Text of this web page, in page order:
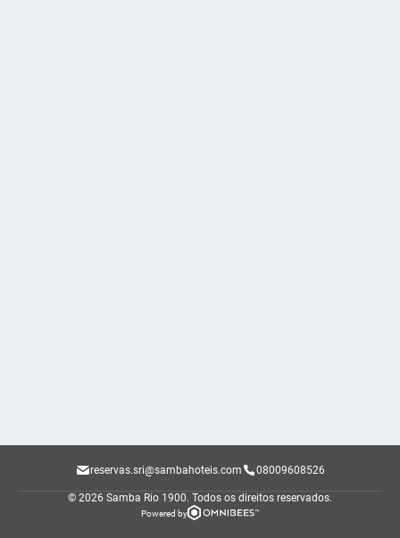
reservas.sri@sambahoteis.com 08009608526
© 2026 Samba Rio 1900. Todos os direitos reservados.
Powered by